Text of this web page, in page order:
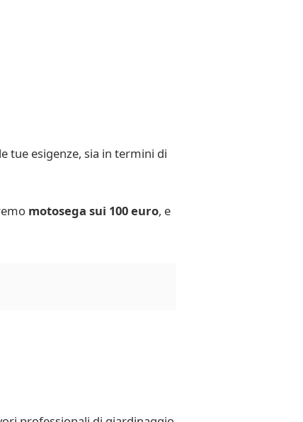
tue esigenze, sia in termini di
motosega sui 100 euro, e